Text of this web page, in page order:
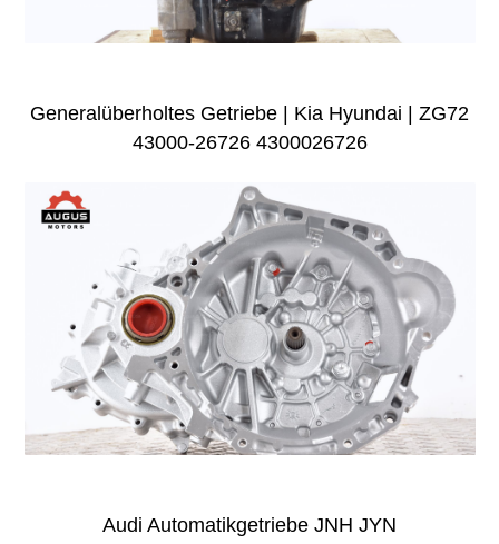
Generalüberholtes Getriebe | Kia Hyundai | ZG72
43000-26726 4300026726
Audi Automatikgetriebe JNH JYN